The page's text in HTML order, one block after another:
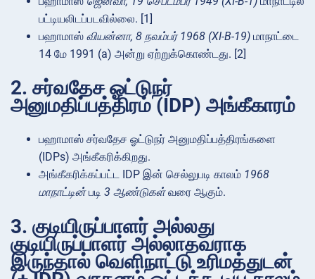
பட்டியலிடப்படவில்லை. [1]
பஹாமாஸ் வியன்னா, 8 நவம்பர் 1968 (XI-B-19) மாநாட்டை
14 மே 1991 (a) அன்று ஏற்றுக்கொண்டது. [2]
2. சர்வதேச ஓட்டுநர்
அனுமதிப்பத்திரம் (IDP) அங்கீகாரம்
பஹாமாஸ் சர்வதேச ஓட்டுநர் அனுமதிப்பத்திரங்களை
(IDPs) அங்கீகரிக்கிறது.
அங்கீகரிக்கப்பட்ட IDP இன் செல்லுபடி காலம் 1968
மாநாட்டின்படி 3 ஆண்டுகள்வரை ஆகும்.
3. குடியிருப்பாளர் அல்லது
குடியிருப்பாளர் அல்லாதவராக
இருந்தால் வெளிநாட்டு உரிமத்துடன்